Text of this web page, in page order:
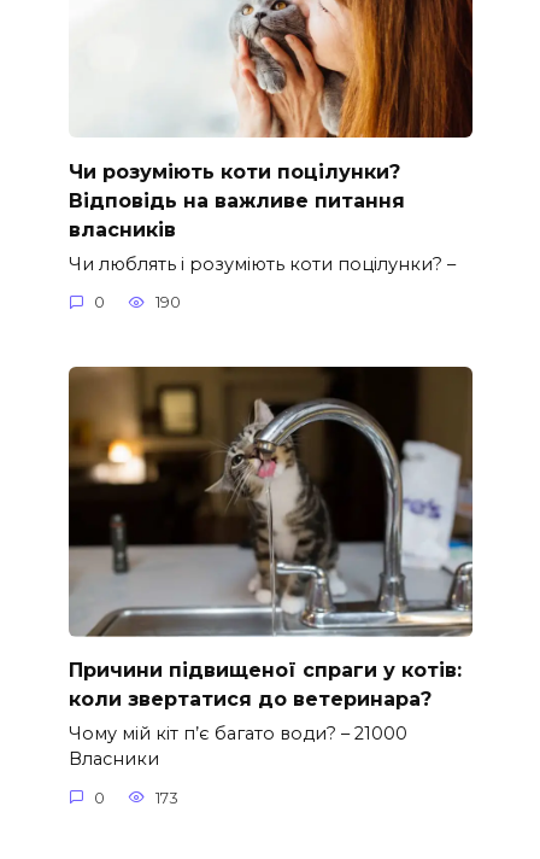
Чи розуміють коти поцілунки?
Відповідь на важливе питання
власників
Чи люблять і розуміють коти поцілунки? –
0 190
Причини підвищеної спраги у котів:
коли звертатися до ветеринара?
Чому мій кіт п’є багато води? – 21000
Власники
0 173